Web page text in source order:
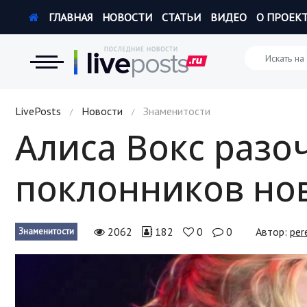
Новости
Экономика
Происшествия
Россия
ГЛАВНАЯ НОВОСТИ СТАТЬИ ВИДЕО О
LivePosts / Новости / Знаменитости
Алиса Вокс
поклонников
Знаменитости 2062 182 0 0 Автор: